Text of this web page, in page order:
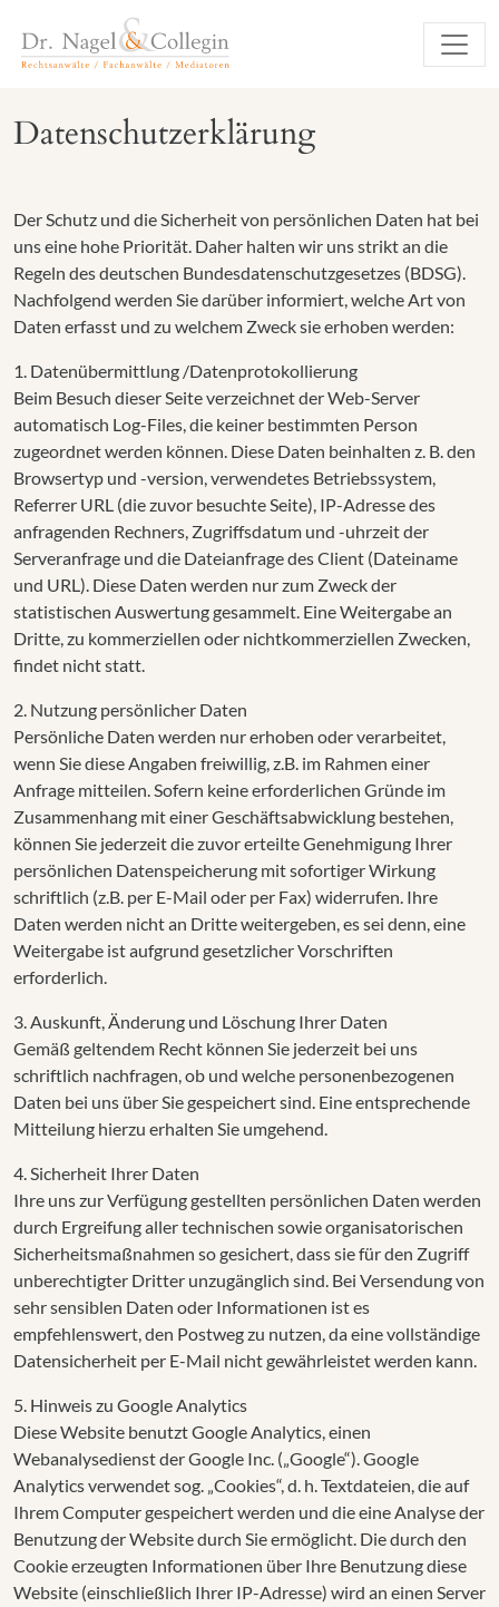
Datenschutzerklärung
Der Schutz und die Sicherheit von persönlichen Daten hat bei
uns eine hohe Priorität. Daher halten wir uns strikt an die
Regeln des deutschen Bundesdatenschutzgesetzes (BDSG).
Nachfolgend werden Sie darüber informiert, welche Art von
Daten erfasst und zu welchem Zweck sie erhoben werden:
1. Datenübermittlung /Datenprotokollierung
Beim Besuch dieser Seite verzeichnet der Web-Server
automatisch Log-Files, die keiner bestimmten Person
zugeordnet werden können. Diese Daten beinhalten z. B. den
Browsertyp und -version, verwendetes Betriebssystem,
Referrer URL (die zuvor besuchte Seite), IP-Adresse des
anfragenden Rechners, Zugriffsdatum und -uhrzeit der
Serveranfrage und die Dateianfrage des Client (Dateiname
und URL). Diese Daten werden nur zum Zweck der
statistischen Auswertung gesammelt. Eine Weitergabe an
Dritte, zu kommerziellen oder nichtkommerziellen Zwecken,
findet nicht statt.
2. Nutzung persönlicher Daten
Persönliche Daten werden nur erhoben oder verarbeitet,
wenn Sie diese Angaben freiwillig, z.B. im Rahmen einer
Anfrage mitteilen. Sofern keine erforderlichen Gründe im
Zusammenhang mit einer Geschäftsabwicklung bestehen,
können Sie jederzeit die zuvor erteilte Genehmigung Ihrer
persönlichen Datenspeicherung mit sofortiger Wirkung
schriftlich (z.B. per E-Mail oder per Fax) widerrufen. Ihre
Daten werden nicht an Dritte weitergeben, es sei denn, eine
Weitergabe ist aufgrund gesetzlicher Vorschriften
erforderlich.
3. Auskunft, Änderung und Löschung Ihrer Daten
Gemäß geltendem Recht können Sie jederzeit bei uns
schriftlich nachfragen, ob und welche personenbezogenen
Daten bei uns über Sie gespeichert sind. Eine entsprechende
Mitteilung hierzu erhalten Sie umgehend.
4. Sicherheit Ihrer Daten
Ihre uns zur Verfügung gestellten persönlichen Daten werden
durch Ergreifung aller technischen sowie organisatorischen
Sicherheitsmaßnahmen so gesichert, dass sie für den Zugriff
unberechtigter Dritter unzugänglich sind. Bei Versendung von
sehr sensiblen Daten oder Informationen ist es
empfehlenswert, den Postweg zu nutzen, da eine vollständige
Datensicherheit per E-Mail nicht gewährleistet werden kann.
5. Hinweis zu Google Analytics
Diese Website benutzt Google Analytics, einen
Webanalysedienst der Google Inc. („Google“). Google
Analytics verwendet sog. „Cookies“, d. h. Textdateien, die auf
Ihrem Computer gespeichert werden und die eine Analyse der
Benutzung der Website durch Sie ermöglicht. Die durch den
Cookie erzeugten Informationen über Ihre Benutzung diese
Website (einschließlich Ihrer IP-Adresse) wird an einen Server